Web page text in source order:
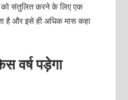
को संतुलित करने के लिए एक
है और इसे ही अधिक मास कहा
वर्ष पड़ेगा